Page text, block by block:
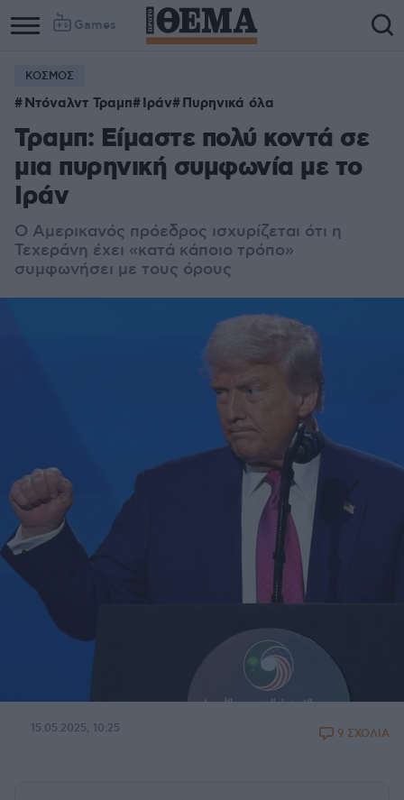
Games
ΚΟΣΜΟΣ
Ντόναλντ Τραμπ Ιράν Πυρηνικά όλα
Τραμπ: Είμαστε πολύ κοντά σε
μια πυρηνική συμφωνία με το
Ιράν
Ο Αμερικανός πρόεδρος ισχυρίζεται ότι η
Τεχεράνη έχει «κατά κάποιο τρόπο»
συμφωνήσει με τους όρους
15.05.2025, 10:25 9 ΣΧΟΛΙΑ